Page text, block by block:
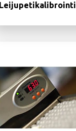
Leijupetikalibrointi